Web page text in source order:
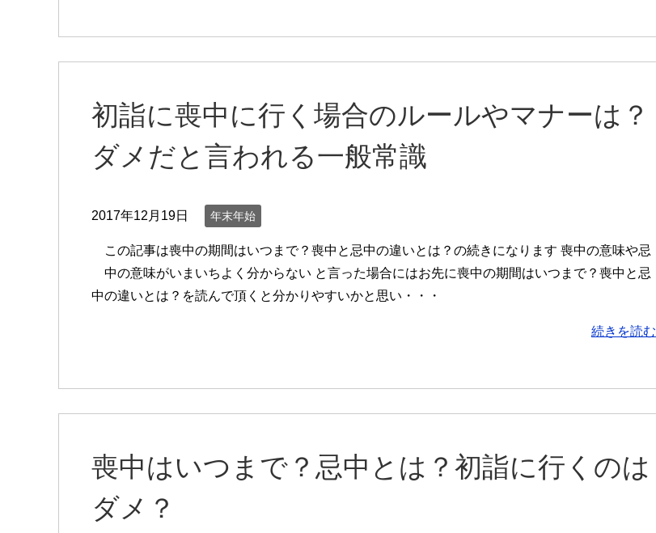
初詣に喪中に行く場合のルールやマナーは？
ダメだと言われる一般常識
2017年12月19日 年末年始
この記事は喪中の期間はいつまで？喪中と忌中の違いとは？の続きになります 喪中の意味や忌
中の意味がいまいちよく分からない と言った場合にはお先に喪中の期間はいつまで？喪中と忌
中の違いとは？を読んで頂くと分かりやすいかと思い・・・
続きを読む
喪中はいつまで？忌中とは？初詣に行くのは
ダメ？